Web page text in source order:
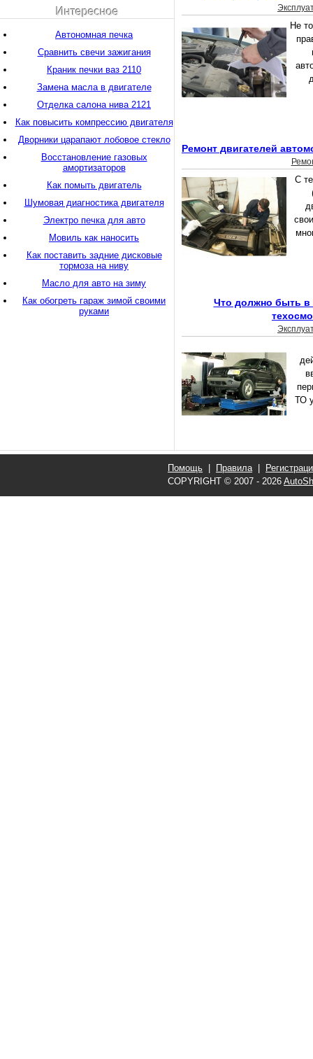
Не
Ремонт двигателей
С
Что должно быть в
ТО
Интересное
Автономная печка
Сравнить свечи зажигания
Краник печки ваз 2110
Замена масла в двигателе
Отделка салона нива 2121
Как повысить компрессию двигателя
Дворники царапают лобовое стекло
Восстановление газовых
амортизаторов
Как помыть двигатель
Шумовая диагностика двигателя
Электро печка для авто
Мовиль как наносить
Как поставить задние дисковые
тормоза на ниву
Масло для авто на зиму
Как обогреть гараж зимой своими
руками
Помощь Правила|
COPYRIGHT © 2007 - 2026